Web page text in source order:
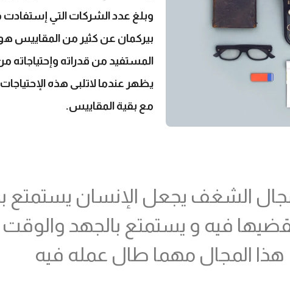
بيركمان عن كثير من المقاييس
المستفيد من قدراته وإحتياجاته
يظهر عندما لاتلبى هذه
مع بقية المقاييس.
الشغف يجعل الإنسان يستمتع
فيه و يستمتع بالجهد
هذا المجال مهما طال عمله فيه